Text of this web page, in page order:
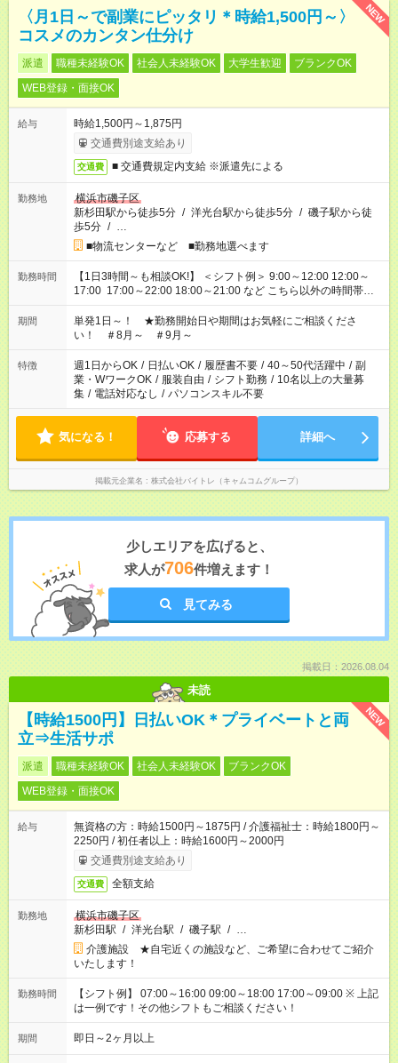
NEW
〈月1日～で副業にピッタリ＊時給1,500円～〉
コスメのカンタン仕分け
派遣 職種未経験OK 社会人未経験OK 大学生歓迎
ブランクOK
WEB登録・面接OK
給与
時給1,500円～1,875円
交通費別途支給あり
交通費 ■ 交通費規定内支給 ※派遣先による
勤務地
横浜市磯子区
新杉田駅から徒歩5分 / 洋光台駅から徒歩5分 / 磯子駅から徒
歩5分 / …
■物流センターなど ■勤務地選べます
勤務時間
【1日3時間～も相談OK!】 ＜シフト例＞ 9:00～12:00 12:00～
17:00 17:00～22:00 18:00～21:00 など こちら以外の時間帯も
お気軽にご相談ください！
期間
単発1日～！ ★勤務開始日や期間はお気軽にご相談くださ
い！ ＃8月～ ＃9月～
特徴 週1日からOK / 日払いOK / 履歴書不要 / 40～50代活躍中 / 副
業・WワークOK / 服装自由 / シフト勤務 / 10名以上の大量募
集 / 電話対応なし / パソコンスキル不要
気になる！ 応募する 詳細へ
掲載元企業名 株式会社バイトレ（キャムコムグループ）
少しエリアを広げると、
求人が706件増えます！
見てみる
掲載日：2026.08.04
未読
NEW
【時給1500円】日払いOK＊プライベートと両
立⇒生活サポ
派遣 職種未経験OK 社会人未経験OK
ブランクOK
WEB登録・面接OK
給与
無資格の方：時給1500円～1875円 / 介護福祉士：時給1800円～
2250円 / 初任者以上：時給1600円～2000円
交通費別途支給あり
交通費 全額支給
勤務地
横浜市磯子区
新杉田駅 / 洋光台駅 / 磯子駅 / …
介護施設 ★自宅近くの施設など、ご希望に合わせてご紹介
いたします！
勤務時間
【シフト例】 07:00～16:00 09:00～18:00 17:00～09:00 ※ 上記
は一例です！その他シフトもご相談ください！
期間 即日～2ヶ月以上